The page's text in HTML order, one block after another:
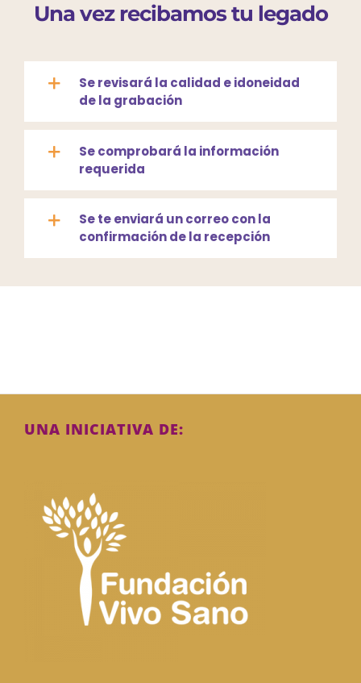
Una vez recibamos tu legado
Se revisará la calidad e idoneidad
de la grabación
Se comprobará la información
requerida
Se te enviará un correo con la
confirmación de la recepción
UNA INICIATIVA DE: